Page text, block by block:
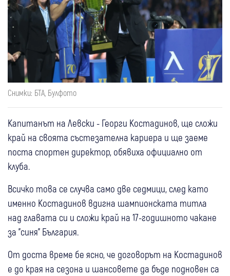
Снимки: БТА, Булфото
Капитанът на Левски - Георги Костадинов, ще сложи
край на своята състезателна кариера и ще заеме
поста спортен директор, обявиха официално от
клуба.
Всичко това се случва само две седмици, след като
именно Костадинов вдигна шампионската титла
над главата си и сложи край на 17-годишното чакане
за "синя" България.
От доста време бе ясно, че договорът на Костадинов
е до края на сезона и шансовете да бъде подновен са